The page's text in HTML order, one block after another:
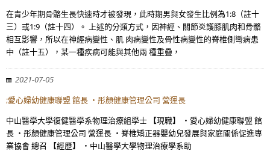
在青少年期骨骼生長快速時才被發現，此時期男與女發生比例為1:8（註十
三）或1:9（註十四）。 上述的分類方式，因神經、關節炎護膝肌肉和骨骼
相互影響，所以在神經病變性、肌 肉病變性及骨性病變性的脊椎側彎病患
中（註十五），某一種疾病可能與其他兩 種重疊，
2021-07-05
;愛心婦幼健康聯盟 館長 ・彤顏健康管理公司 營運長
中山醫學大學復健醫學系物理治療組學士 【現職】 ・愛心婦幼健康聯盟 館
長 ・彤顏健康管理公司 營運長 ・脊椎矯正器嬰幼兒發展與家庭關係促進專
業協會 總召 【經歷】 ・中山醫學大學物理治療學系助